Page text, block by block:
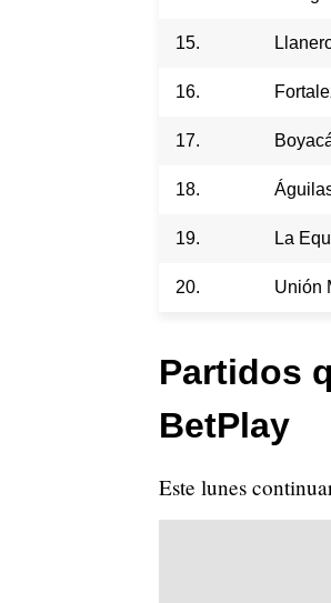
15.
16.
17.
18.
19. La
20. Unión
Partidos
BetPlay
Este lunes